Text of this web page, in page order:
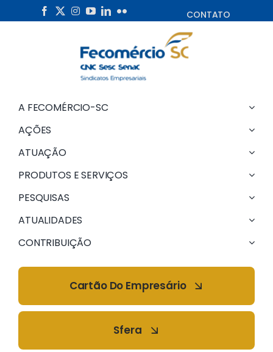
to
CONTATO
A FECOMÉRCIO-SC
AÇÕES
ATUAÇÃO
PRODUTOS E SERVIÇOS
PESQUISAS
ATUALIDADES
CONTRIBUIÇÃO
Cartão Do Empresário
Sfera